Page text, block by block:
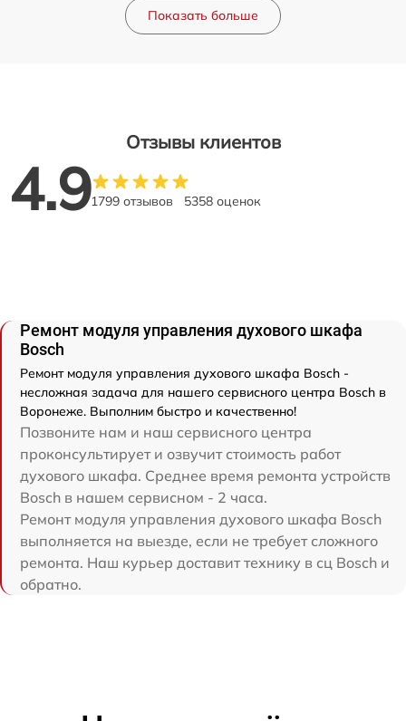
Показать больше
Отзывы клиентов
4.91799 отзывов 5358 оценок
Ремонт модуля управления духового шкафа
Bosch
Ремонт модуля управления духового шкафа Bosch -
несложная задача для нашего сервисного центра Bosch в
Воронеже. Выполним быстро и качественно!
Позвоните нам и наш сервисного центра
проконсультирует и озвучит стоимость работ
духового шкафа. Среднее время ремонта устройств
Bosch в нашем сервисном - 2 часа.
Ремонт модуля управления духового шкафа Bosch
выполняется на выезде, если не требует сложного
ремонта. Наш курьер доставит технику в сц Bosch и
обратно.